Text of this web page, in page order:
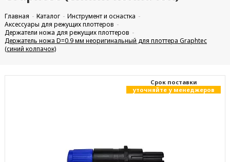
Главная Каталог
Инструмент и оснастка
Аксессуары для режущих плоттеров
Держатели ножа для режущих плоттеров
Держатель ножа D=0.9 мм неоригинальный для плоттера Graphtec
(синий колпачок)
Cрок поставки
уточняйте у менеджеров